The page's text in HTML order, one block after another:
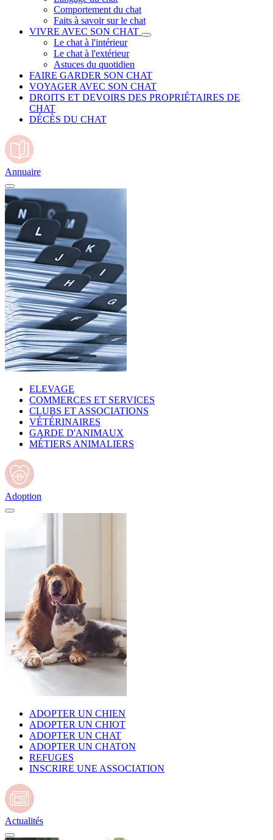
Comportement du chat
Faits à savoir sur le chat
VIVRE AVEC SON CHAT
Le chat à l'intérieur
Le chat à l'extérieur
Astuces du quotidien
FAIRE GARDER SON CHAT
VOYAGER AVEC SON CHAT
DROITS ET DEVOIRS DES PROPRIÉTAIRES DE
CHAT
DÉCÈS DU CHAT
Annuaire
ELEVAGE
COMMERCES ET SERVICES
CLUBS ET ASSOCIATIONS
VÉTÉRINAIRES
GARDE D'ANIMAUX
MÉTIERS ANIMALIERS
Adoption
ADOPTER UN CHIEN
ADOPTER UN CHIOT
ADOPTER UN CHAT
ADOPTER UN CHATON
REFUGES
INSCRIRE UNE ASSOCIATION
Actualités